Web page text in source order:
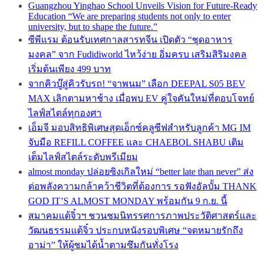
Guangzhou Yinghao School Unveils Vision for Future-Ready
Education “We are preparing students not only to enter
university, but to shape the future.”
ซีพีแรม ต้อนรับเทศกาลสารทจีน เปิดตัว “ชุดอาหาร
มงคล” จาก Fudidiworld ไหว้ง่าย อิ่มครบ เสริมสิริมงคล
เริ่มต้นเพียง 499 บาท
จากคิวบู๊สู่คิวรับรถ! “จาพนม” เลือก DEEPAL S05 BEV
MAX เลิกตามหาช้าง เมื่อพบ EV คู่ใจคันใหม่ที่ตอบโจทย์
ไลฟ์สไตล์ทุกองศา
เอ็มจี มอบสิทธิพิเศษสุดเอ็กซ์คลูซีฟสำหรับลูกค้า MG IM
จับมือ REFILL COFFEE และ CHAEBOL SHABU เติม
เต็มไลฟ์สไตล์ระดับพรีเมียม
almost monday ปล่อยซิงเกิลใหม่ “better late than never” ส่ง
ต่อพลังความกล้าคว้าชีวิตที่ต้องการ รอฟังอัลบั้ม THANK
GOD IT’S ALMOST MONDAY พร้อมกัน 9 ก.ย. นี้
สมาคมแต้จิ๋วฯ ชวนชมนิทรรศการภาพประวัติศาสตร์และ
วัฒนธรรมแต้จิ๋ว ประกบหนังรอบพิเศษ “จดหมายรักถึง
อาม่า” ให้ผู้ชมได้น้ำตามซึมกันทั่งโรง